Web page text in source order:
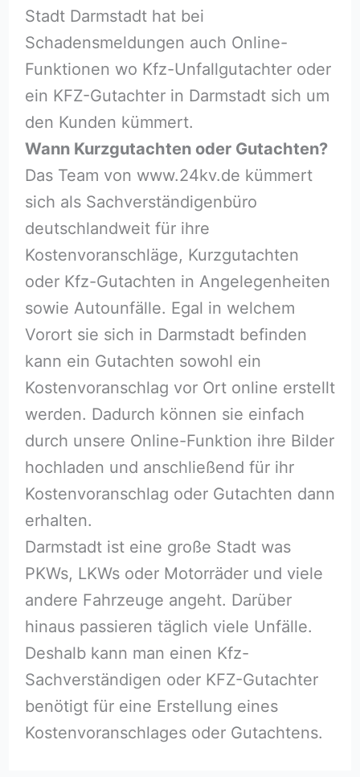
Stadt Darmstadt hat bei
Schadensmeldungen auch Online-
Funktionen wo Kfz-Unfallgutachter oder
ein KFZ-Gutachter in Darmstadt sich um
den Kunden kümmert.
Wann Kurzgutachten oder Gutachten?
Das Team von www.24kv.de kümmert
sich als Sachverständigenbüro
deutschlandweit für ihre
Kostenvoranschläge, Kurzgutachten
oder Kfz-Gutachten in Angelegenheiten
sowie Autounfälle. Egal in welchem
Vorort sie sich in Darmstadt befinden
kann ein Gutachten sowohl ein
Kostenvoranschlag vor Ort online erstellt
werden. Dadurch können sie einfach
durch unsere Online-Funktion ihre Bilder
hochladen und anschließend für ihr
Kostenvoranschlag oder Gutachten dann
erhalten.
Darmstadt ist eine große Stadt was
PKWs, LKWs oder Motorräder und viele
andere Fahrzeuge angeht. Darüber
hinaus passieren täglich viele Unfälle.
Deshalb kann man einen Kfz-
Sachverständigen oder KFZ-Gutachter
benötigt für eine Erstellung eines
Kostenvoranschlages oder Gutachtens.